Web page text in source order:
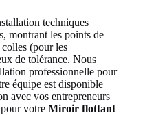
techniques
montrant les points de
(pour les
de tolérance. Nous
professionnelle pour
équipe est disponible
avec vos entrepreneurs
votre Miroir flottant